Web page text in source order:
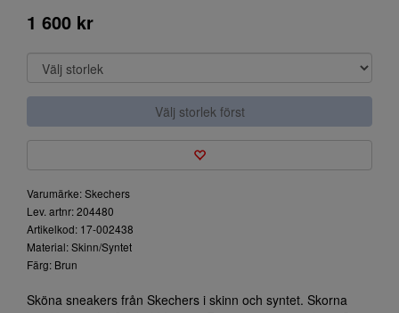
1 600 kr
Välj storlek först
Varumärke: Skechers
Lev. artnr: 204480
Artikelkod: 17-002438
Material: Skinn/Syntet
Färg: Brun
Sköna sneakers från Skechers i skinn och syntet. Skorna